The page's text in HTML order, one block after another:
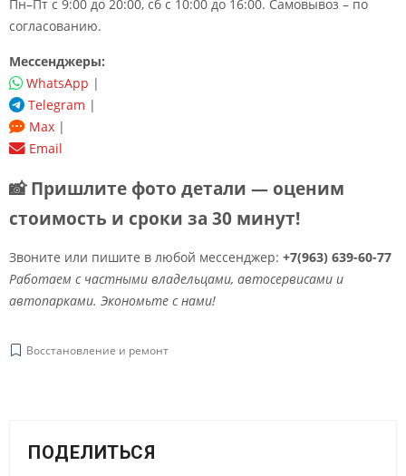
Пн–Пт с 9:00 до 20:00, сб с 10:00 до 16:00. Самовывоз – по
согласованию.
Мессенджеры:
WhatsApp |
Telegram |
Max |
Email
📸 Пришлите фото детали — оценим
стоимость и сроки за 30 минут!
Звоните или пишите в любой мессенджер: +7(963) 639-60-77
Работаем с частными владельцами, автосервисами и
автопарками. Экономьте с нами!
Восстановление и ремонт
ПОДЕЛИТЬСЯ